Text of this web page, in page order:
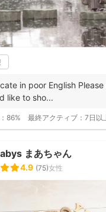
in poor English
like to sho...
86% 最終アクティブ： 7日以
まあちゃん
4.9 (75)女性